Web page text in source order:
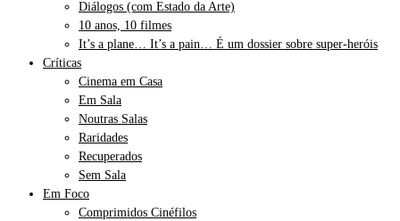
Diálogos (com Estado da Arte)
10 anos, 10 filmes
It’s a plane… It’s a pain… É um dossier sobre super-heróis
Críticas
Cinema em Casa
Em Sala
Noutras Salas
Raridades
Recuperados
Sem Sala
Em Foco
Comprimidos Cinéfilos